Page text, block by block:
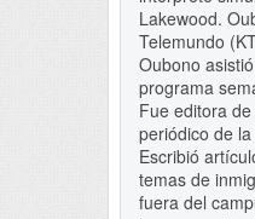
Lakewood.
Telemundo
Oubono
programa
Fue editora
periódico de
Escribió
temas de
fuera del